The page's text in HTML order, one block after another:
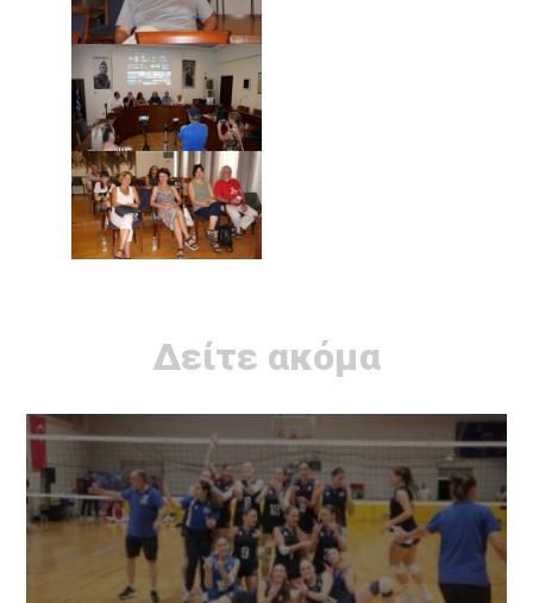
Δείτε ακόμα